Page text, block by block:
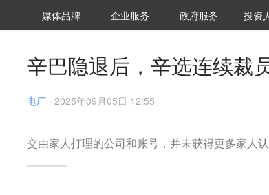
媒体品牌 36Kr研究院
企业服务 城市之窗
政府服务 VClub投
投资机构
投资
辛巴隐退后，辛选连续裁
电厂 · 2025年09月05日 12:55
交由家人打理的公司和账号，并未获得更多家人认